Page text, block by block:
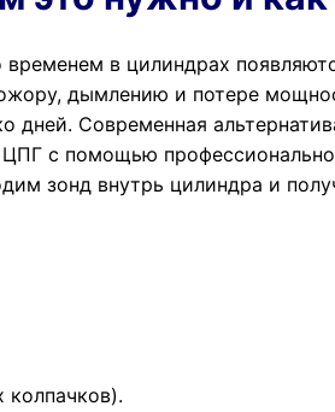
в цилиндрах
дымлению и потере
дней. Современная
с помощью
зонд внутрь цилиндра и